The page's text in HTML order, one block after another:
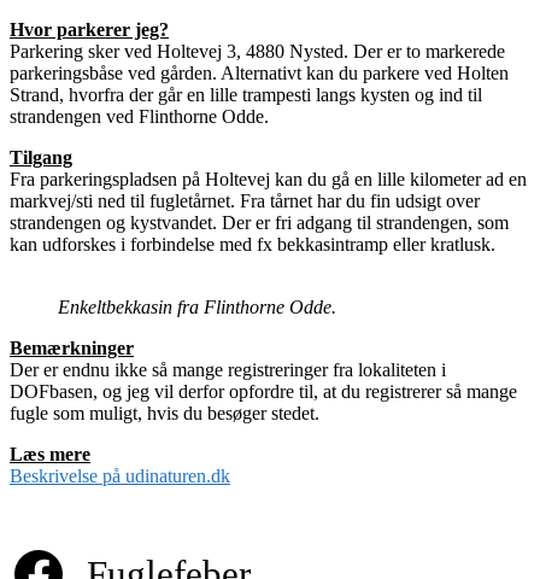
Hvor parkerer jeg?
Parkering sker ved Holtevej 3, 4880 Nysted. Der er to markerede
parkeringsbåse ved gården. Alternativt kan du parkere ved Holten
Strand, hvorfra der går en lille trampesti langs kysten og ind til
strandengen ved Flinthorne Odde.
Tilgang
Fra parkeringspladsen på Holtevej kan du gå en lille kilometer ad en
markvej/sti ned til fugletårnet. Fra tårnet har du fin udsigt over
strandengen og kystvandet. Der er fri adgang til strandengen, som
kan udforskes i forbindelse med fx bekkasintramp eller kratlusk.
Enkeltbekkasin fra Flinthorne Odde.
Bemærkninger
Der er endnu ikke så mange registreringer fra lokaliteten i
DOFbasen, og jeg vil derfor opfordre til, at du registrerer så mange
fugle som muligt, hvis du besøger stedet.
Læs mere
Beskrivelse på udinaturen.dk